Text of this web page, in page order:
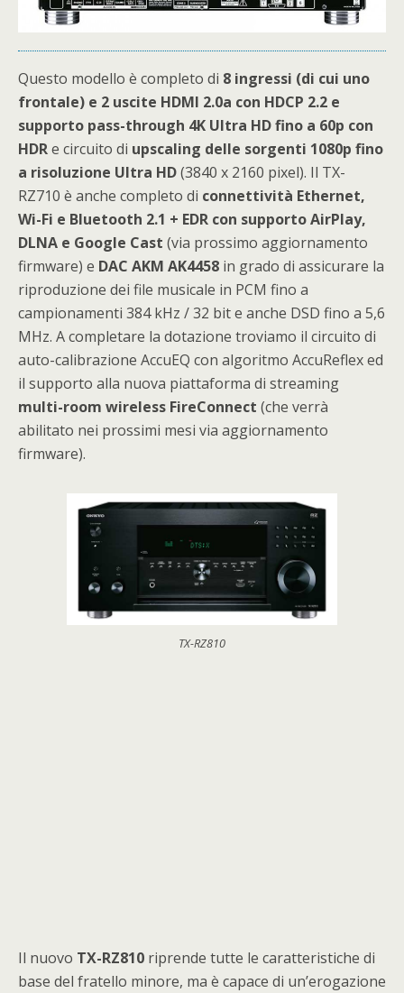
Questo modello è completo di 8 ingressi (di cui uno
frontale) e 2 uscite HDMI 2.0a con HDCP 2.2 e
supporto pass-through 4K Ultra HD fino a 60p con
HDRe circuito di upscaling delle sorgenti 1080p fino
a risoluzione Ultra HD(3840 x 2160 pixel). Il TX-
RZ710 è anche completo di connettività Ethernet,
Wi-Fi e Bluetooth 2.1 + EDR con supporto AirPlay,
DLNA e Google Cast (via prossimo aggiornamento
firmware) e DAC AKM AK4458 in grado di assicurare la
riproduzione dei file musicale in PCM fino a
campionamenti 384 kHz / 32 bit e anche DSD fino a 5,6
MHz. A completare la dotazione troviamo il circuito di
auto-calibrazione AccuEQ con algoritmo AccuReflex ed
il supporto alla nuova piattaforma di streaming
multi-room wireless FireConnect (che verrà
abilitato nei prossimi mesi via aggiornamento
firmware).
TX-RZ810
Il nuovo TX-RZ810 riprende tutte le caratteristiche di
base del fratello minore, ma è capace di un’erogazione